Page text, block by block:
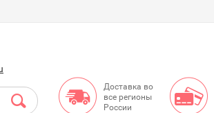
Доставка во
все регионы
России